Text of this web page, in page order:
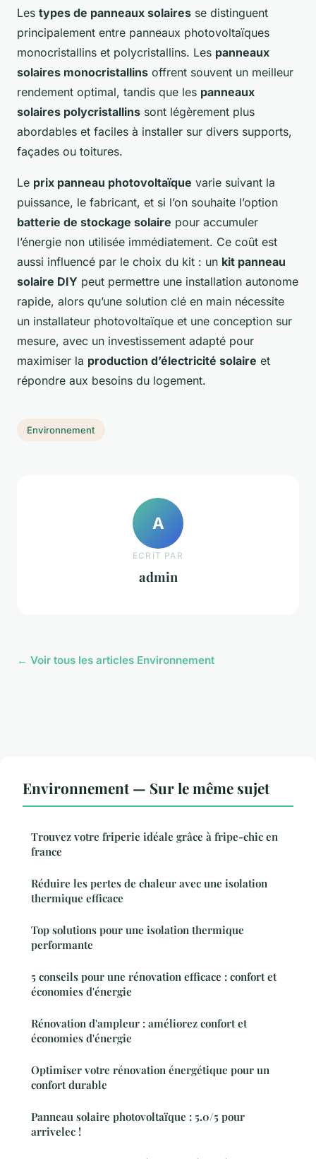
Les types de panneaux solaires se distinguent
principalement entre panneaux photovoltaïques
monocristallins et polycristallins. Les panneaux
solaires monocristallins offrent souvent un meilleur
rendement optimal, tandis que les panneaux
solaires polycristallins sont légèrement plus
abordables et faciles à installer sur divers supports,
façades ou toitures.
Le prix panneau photovoltaïque varie suivant la
puissance, le fabricant, et si l’on souhaite l’option
batterie de stockage solaire pour accumuler
l’énergie non utilisée immédiatement. Ce coût est
aussi influencé par le choix du kit : un kit panneau
solaire DIY peut permettre une installation autonome
rapide, alors qu’une solution clé en main nécessite
un installateur photovoltaïque et une conception sur
mesure, avec un investissement adapté pour
maximiser la production d’électricité solaire et
répondre aux besoins du logement.
Environnement
A
ECRIT PAR
admin
← Voir tous les articles Environnement
Environnement — Sur le même sujet
Trouvez votre friperie idéale grâce à fripe-chic en
france
Réduire les pertes de chaleur avec une isolation
thermique efficace
Top solutions pour une isolation thermique
performante
5 conseils pour une rénovation efficace : confort et
économies d'énergie
Rénovation d'ampleur : améliorez confort et
économies d'énergie
Optimiser votre rénovation énergétique pour un
confort durable
Panneau solaire photovoltaïque : 5.0/5 pour
arrivelec !